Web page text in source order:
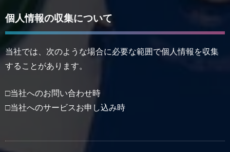
個人情報の収集について
当社では、次のような場合に必要な範囲で個人情報を収集
することがあります。
□当社へのお問い合わせ時
□当社へのサービスお申し込み時